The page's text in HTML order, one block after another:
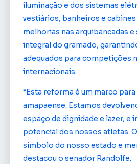
iluminação e dos sistemas
vestiários, banheiros e
melhorias nas arquibancadas
integral do gramado,
adequados para competições
internacionais.
“Esta reforma é um marco
amapaense. Estamos
espaço de dignidade e lazer, e
potencial dos nossos atletas.
símbolo do nosso estado e
destacou o senador Randolfe.